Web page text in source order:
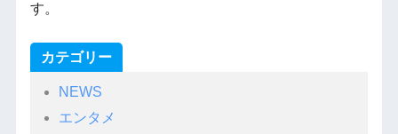
す。
カテゴリー
NEWS
エンタメ